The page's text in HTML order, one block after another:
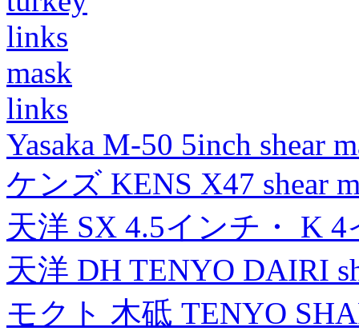
links
mask
links
Yasaka M-50 5inch shear
ケンズ KENS X47 shear
天洋 SX 4.5インチ・ K
天洋 DH TENYO DAIRI
モクト 木砥 TENYO